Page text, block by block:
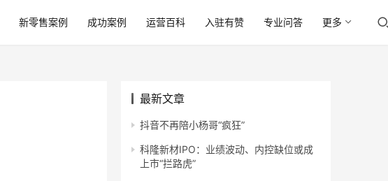
新零售案例 成功案例 运营百科 入驻有赞 专业问答 更多
最新文章
抖音不再陪小杨哥“疯狂”
科隆新材IPO：业绩波动、内控缺位或成
上市“拦路虎”